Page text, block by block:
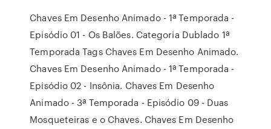
Chaves Em Desenho Animado - 1ª Temporada -
Episódio 01 - Os Balões. Categoria Dublado 1ª
Temporada Tags Chaves Em Desenho Animado.
Chaves Em Desenho Animado - 1ª Temporada -
Episódio 02 - Insônia. Chaves Em Desenho
Animado - 3ª Temporada - Episódio 09 - Duas
Mosqueteiras e o Chaves. Chaves Em Desenho